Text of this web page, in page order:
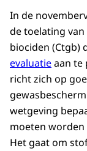
In de
de toelating
biociden (Ctgb)
evaluatieaan te
richt zich op
wetgeving
moeten
Het gaat om